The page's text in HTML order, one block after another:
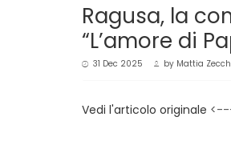
Ragusa, la
“L’amore di
31 Dec 2025 by Mattia
Vedi l'articolo originale